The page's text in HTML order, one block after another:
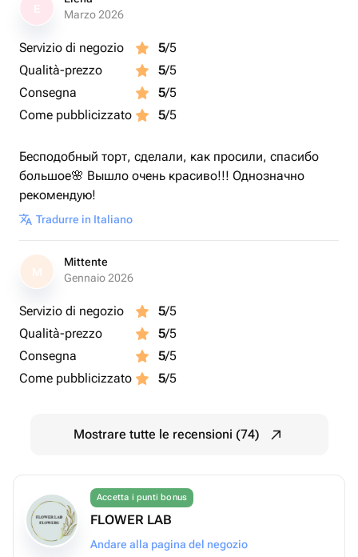
Marzo 2026
Servizio di negozio 5/5
Qualità-prezzo
5/5
Consegna
5/5
Come pubblicizzato
5/5
Бесподобный торт, сделали, как просили, спасибо
большое🌸 Вышло очень красиво!!! Однозначно
рекомендую!
Tradurre in Italiano
M
Mittente
Gennaio 2026
Servizio di negozio 5/5
Qualità-prezzo
5/5
Consegna
5/5
Come pubblicizzato
5/5
Mostrare tutte le recensioni (74)
Accetta i punti bonus
FLOWER LAB
Andare alla pagina del negozio